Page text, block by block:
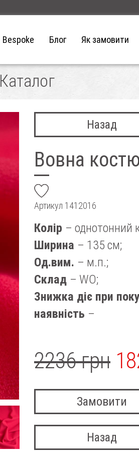
Bespoke Блог Як замовити
Каталог
Назад
Вовна
Артикул 1412016
Колір – однотонний
Ширина – 135 см;
Од.вим. – м.п.;
Склад – WO;
Знижка діє при
наявність –
2236 грн
Замовити
Назад